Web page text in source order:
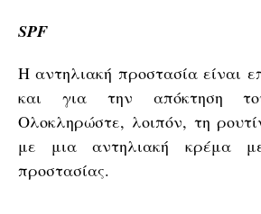
SPF
Η αντηλιακή προστασία είναι
και για την απόκτηση
Ολοκληρώστε, λοιπόν, τη
με μια αντηλιακή κρέμα
προστασίας.